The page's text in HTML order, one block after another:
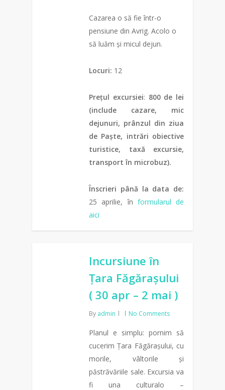
Cazarea o să fie într-o
pensiune din Avrig. Acolo o
să luăm și micul dejun.
Locuri: 12
Prețul excursiei: 800 de lei
(include cazare, mic
dejunuri, prânzul din ziua
de Paște, intrări obiective
turistice, taxă excursie,
transport în microbuz).
Înscrieri până la data de:
25 aprilie, în formularul de
aici
Incursiune în
Țara Făgărașului
( 30 apr – 2 mai )
By admin No Comments
Planul e simplu: pornim să
cucerim Țara Făgărașului, cu
morile, vâltorile și
păstrăvăriile sale. Excursia va
fi una culturalo –